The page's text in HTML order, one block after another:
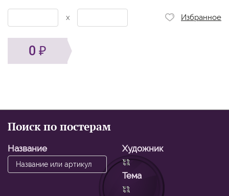
x Избранное
0
Поиск по постерам
Название Художник
Тема